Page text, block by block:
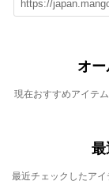
オ
現在おすすめアイテム
最近チェックしたアイ